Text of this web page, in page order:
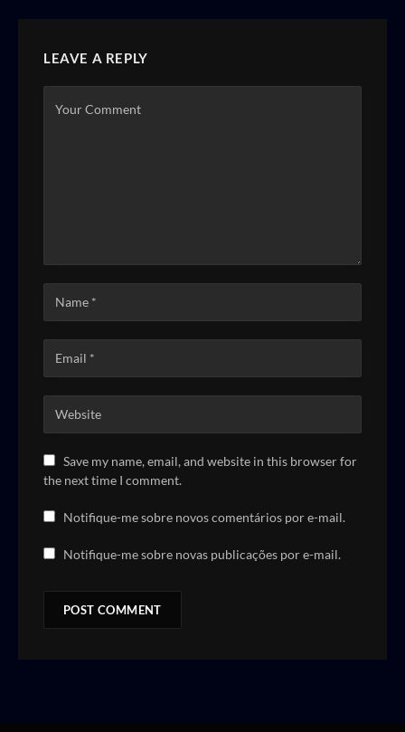
LEAVE A REPLY
Save my name, email, and website in this browser for
the next time I comment.
Notifique-me sobre novos comentários por e-mail.
Notifique-me sobre novas publicações por e-mail.